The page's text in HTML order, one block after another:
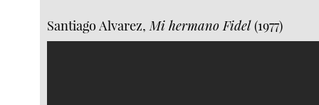
Santiago Alvarez, Mi hermano Fidel(1977)